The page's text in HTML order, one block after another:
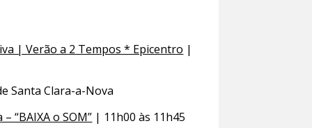
| Verão a 2 Tempos * Epicentro |
Santa Clara-a-Nova
“BAIXA o SOM” | 11h00 às 11h45